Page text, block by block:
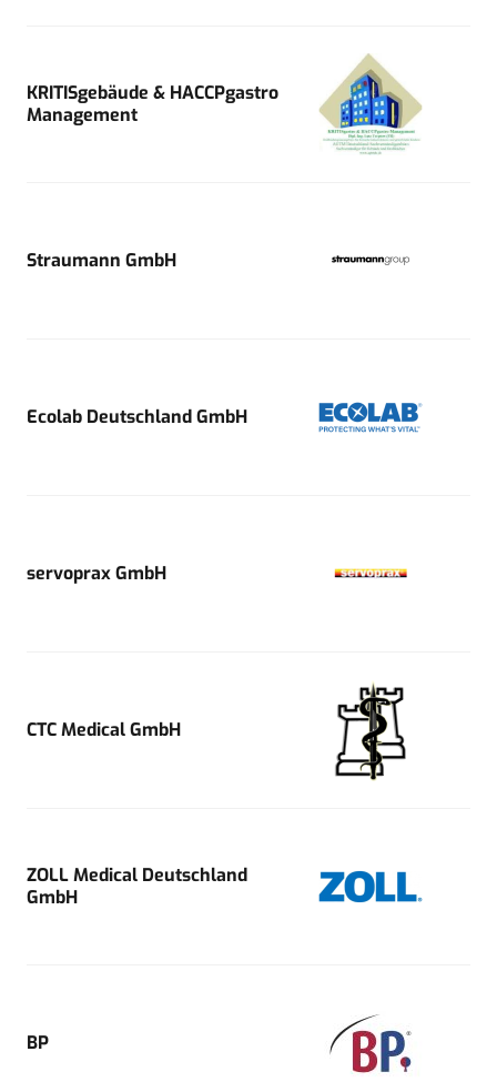
KRITISgebäude & HACCPgastro
Management
Straumann GmbH
Ecolab Deutschland GmbH
servoprax GmbH
CTC Medical GmbH
ZOLL Medical Deutschland
GmbH
BP